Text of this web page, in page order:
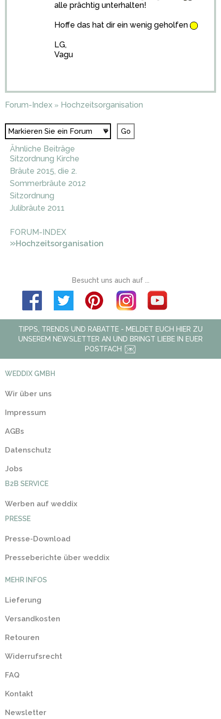
alle prächtig unterhalten!
Hoffe das hat dir ein wenig geholfen
LG,
Vagu
Forum-Index » Hochzeitsorganisation
Ähnliche Beiträge
Sitzordnung Kirche
Bräute 2015, die 2.
Sommerbräute 2012
Sitzordnung
Julibräute 2011
FORUM-INDEX
»Hochzeitsorganisation
Besucht uns auch auf ...
TIPPS, TRENDS UND RABATTE - MELDET EUCH HIER ZU
UNSEREM NEWSLETTER AN UND BRINGT LIEBE IN EUER
POSTFACH
WEDDIX GMBH
Wir über uns
Impressum
AGBs
Datenschutz
Jobs
B2B SERVICE
Werben auf weddix
PRESSE
Presse-Download
Presseberichte über weddix
MEHR INFOS
Lieferung
Versandkosten
Retouren
Widerrufsrecht
FAQ
Kontakt
Newsletter